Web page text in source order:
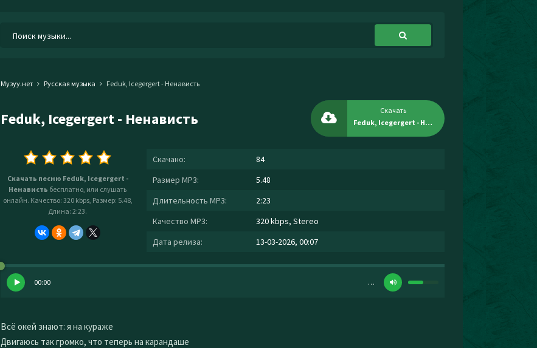
Музуу.нет Русская музыка Feduk, Icegergert - Ненависть
Feduk, Icegergert - Ненависть
Скачать
Feduk, Icegergert - Ненависть
Скачать песню Feduk, Icegergert -
Ненависть бесплатно, или слушать
онлайн. Качество: 320 kbps, Размер: 5.48,
Длина: 2:23.
Скачано:
84
Размер MP3:
5.48
Длительность MP3:
2:23
Качество MP3:
320 kbps, Stereo
Дата релиза:
13-03-2026, 00:07
00:00 …
Всё окей знают: я на кураже
Двигаюсь так громко, что теперь на карандаше